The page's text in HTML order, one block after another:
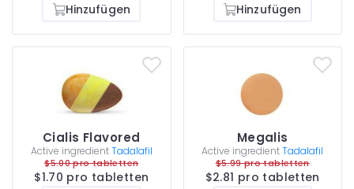
Hinzufügen
Hinzufügen
Cialis Flavored
Active ingredientTadalafil
$5.00 pro tabletten
$1.70 pro tabletten
Megalis
Active ingredientTadalafil
$5.99 pro tabletten
$2.81 pro tabletten